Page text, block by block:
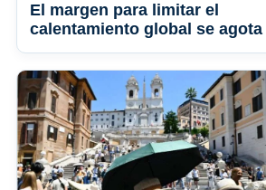
El margen para limitar el
calentamiento global se agota